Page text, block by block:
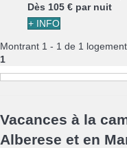
Dès 105 € par nuit
+ INFO
Montrant 1 - 1 de 1
1
Vacances à la
Alberese et en